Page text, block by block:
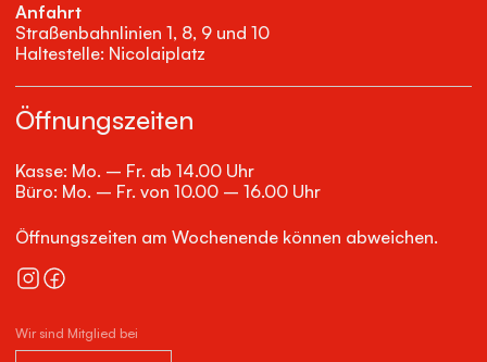
Anfahrt
Straßenbahnlinien 1, 8, 9 und 10
Haltestelle: Nicolaiplatz
Öffnungszeiten
Kasse: Mo. – Fr. ab 14.00 Uhr
Büro: Mo. – Fr. von 10.00 – 16.00 Uhr
Öffnungszeiten am Wochenende können abweichen.
Wir sind Mitglied bei